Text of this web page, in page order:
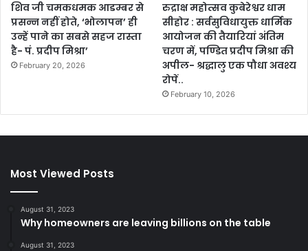
शिव जी चमकधमक आडम्बर से
प्रसन्न नहीं होते, ‘भोलापन’ ही
उन्हें पाने का सबसे सहज रास्ता
है- पं. प्रदीप मिश्रा’
February 20, 2026
रुद्राक्ष महोत्सव कुबेरेश्वर धाम
सीहोर : सर्वसुविधायुक्त धार्मिक
आयोजन की तैयारियां अंतिम
चरण में, पण्डित प्रदीप मिश्रा की
अपील- श्रद्धालु एक पौधा अवश्य
रोपें..
February 10, 2026
Most Viewed Posts
August 31, 2023
Why homeowners are leaving billions on the table
August 31, 2023